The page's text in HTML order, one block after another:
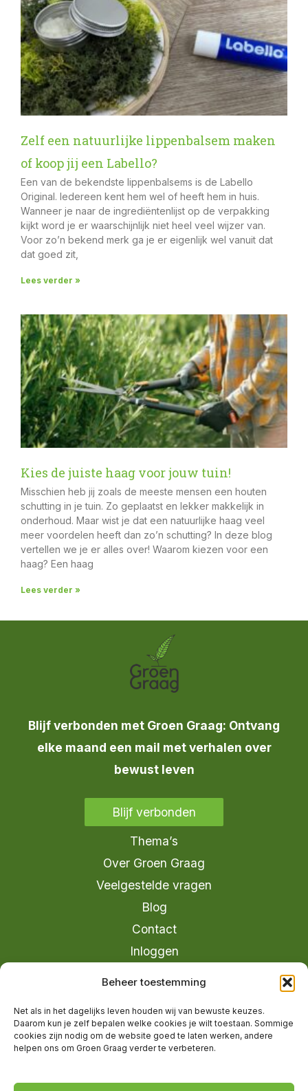
Beheer toestemming
Net als in het dagelijks leven houden wij van bewuste keuzes.
Daarom kun je zelf bepalen welke cookies je wilt toestaan. Sommige
cookies zijn nodig om de website goed te laten werken, andere
helpen ons om Groen Graag verder te verbeteren.
Zelf een natuurlijke lippenbalsem maken
of koop jij een Labello?
Een van de bekendste lippenbalsems is de Labello
Original. Iedereen kent hem wel of heeft hem in huis.
Wanneer je naar de ingrediëntenlijst op de verpakking
kijkt word je er waarschijnlijk niet heel veel wijzer van.
Voor zo’n bekend merk ga je er eigenlijk wel vanuit dat
dat goed zit,
Lees verder »
Kies de juiste haag voor jouw tuin!
Misschien heb jij zoals de meeste mensen een houten
schutting in je tuin. Zo geplaatst en lekker makkelijk in
onderhoud. Maar wist je dat een natuurlijke haag veel
meer voordelen heeft dan zo’n schutting? In deze blog
vertellen we je er alles over! Waarom kiezen voor een
haag? Een haag
Lees verder »
Blijf verbonden met Groen Graag: Ontvang
elke maand een mail met verhalen over
bewust leven
Blijf verbonden
Thema’s
Over Groen Graag
Veelgestelde vragen
Blog
Contact
Inloggen
info@groengraag.nl
Ervaringen van leden op Trustpilot